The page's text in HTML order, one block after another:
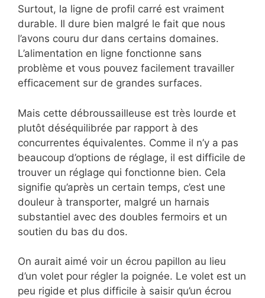
Surtout, la ligne de profil carré est vraiment
durable. Il dure bien malgré le fait que nous
l’avons couru dur dans certains domaines.
L’alimentation en ligne fonctionne sans
problème et vous pouvez facilement travailler
efficacement sur de grandes surfaces.
Mais cette débroussailleuse est très lourde et
plutôt déséquilibrée par rapport à des
concurrentes équivalentes. Comme il n’y a pas
beaucoup d’options de réglage, il est difficile de
trouver un réglage qui fonctionne bien. Cela
signifie qu’après un certain temps, c’est une
douleur à transporter, malgré un harnais
substantiel avec des doubles fermoirs et un
soutien du bas du dos.
On aurait aimé voir un écrou papillon au lieu
d’un volet pour régler la poignée. Le volet est un
peu rigide et plus difficile à saisir qu’un écrou